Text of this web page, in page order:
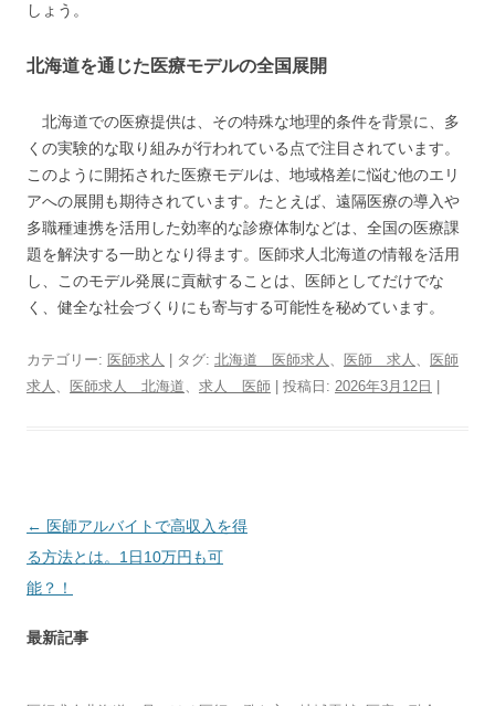
しょう。
北海道を通じた医療モデルの全国展開
北海道での医療提供は、その特殊な地理的条件を背景に、多
くの実験的な取り組みが行われている点で注目されています。
このように開拓された医療モデルは、地域格差に悩む他のエリ
アへの展開も期待されています。たとえば、遠隔医療の導入や
多職種連携を活用した効率的な診療体制などは、全国の医療課
題を解決する一助となり得ます。医師求人北海道の情報を活用
し、このモデル発展に貢献することは、医師としてだけでな
く、健全な社会づくりにも寄与する可能性を秘めています。
カテゴリー: 医師求人 | タグ: 北海道 医師求人 、 医師 求人 、
医師
求人 、 医師求人 北海道、 求人 医師 | 投稿日: 2026年3月12日
投
稿
ナ
ゲ
← 医師アルバイトで高収入を得
る方法とは。1日10万円も可
能？！
最新記事